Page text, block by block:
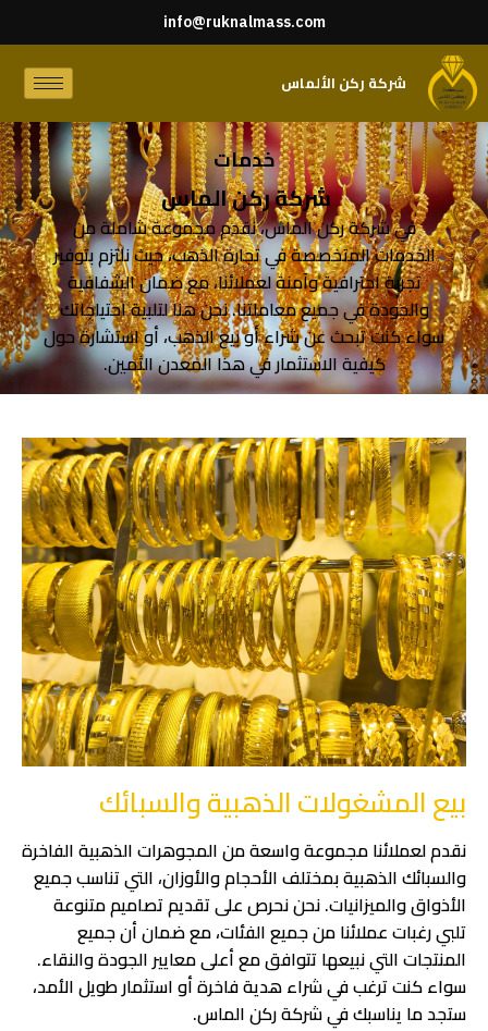
info@ruknalmass.com
شركة ركن الألماس
خدمات
شركة ركن الماس
في شركة ركن الماس، نقدم مجموعة شاملة من
الخدمات المتخصصة في تجارة الذهب، حيث نلتزم بتوفير
تجربة احترافية وآمنة لعملائنا، مع ضمان الشفافية
والجودة في جميع معاملتنا. نحن هنا لتلبية احتياجاتك
سواء كنت تبحث عن شراء أو بيع الذهب، أو استشارة حول
كيفية الاستثمار في هذا المعدن الثمين.
بيع المشغولات الذهبية والسبائك
نقدم لعملائنا مجموعة واسعة من المجوهرات الذهبية الفاخرة
والسبائك الذهبية بمختلف الأحجام والأوزان، التي تناسب جميع
الأذواق والميزانيات. نحن نحرص على تقديم تصاميم متنوعة
تلبي رغبات عملائنا من جميع الفئات، مع ضمان أن جميع
المنتجات التي نبيعها تتوافق مع أعلى معايير الجودة والنقاء.
سواء كنت ترغب في شراء هدية فاخرة أو استثمار طويل الأمد،
ستجد ما يناسبك في شركة ركن الماس.